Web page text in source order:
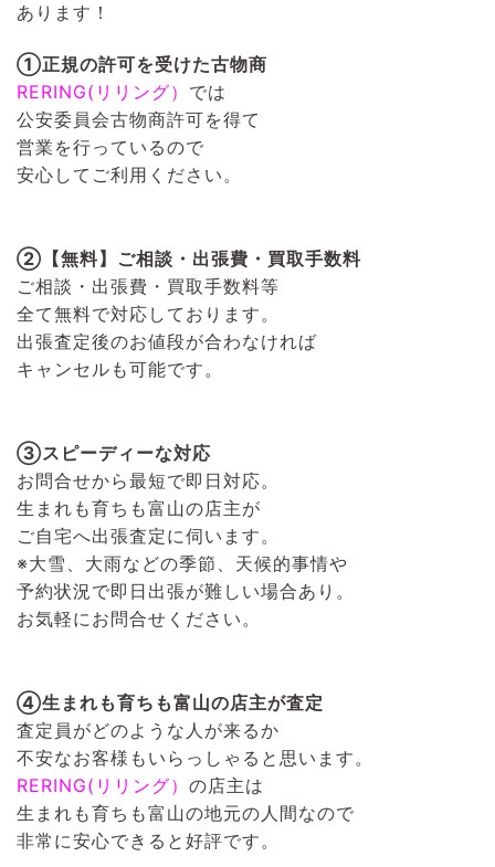
あります！
①正規の許可を受けた古物商
RERING(リリング） では
公安委員会古物商許可を得て
営業を行っているので
安心してご利用ください。
②【無料】ご相談・出張費・買取手数料
ご相談・出張費・買取手数料等
全て無料で対応しております。
出張査定後のお値段が合わなければ
キャンセルも可能です。
③スピーディーな対応
お問合せから最短で即日対応。
生まれも育ちも富山の店主が
ご自宅へ出張査定に伺います。
※大雪、大雨などの季節、天候的事情や
予約状況で即日出張が難しい場合あり。
お気軽にお問合せください。
④生まれも育ちも富山の店主が査定
査定員がどのような人が来るか
不安なお客様もいらっしゃると思います。
RERING(リリング） の店主は
生まれも育ちも富山の地元の人間なので
非常に安心できると好評です。